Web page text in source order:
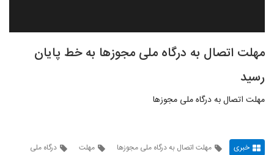
مهلت اتصال به درگاه ملی مجوزها به خط پایان
رسید
مهلت اتصال به درگاه ملی مجوزها
خبری مهلت اتصال به درگاه ملی مجوزها مهلت درگاه ملی